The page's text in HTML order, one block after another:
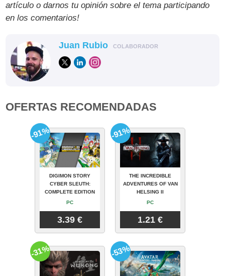
artículo o darnos tu opinión sobre el tema participando
en los comentarios!
Juan Rubio COLABORADOR
OFERTAS RECOMENDADAS
DIGIMON STORY
CYBER SLEUTH:
COMPLETE EDITION
PC
3.39 €
-91%
THE INCREDIBLE
ADVENTURES OF VAN
HELSING II
PC
1.21 €
-91%
-31% -53%